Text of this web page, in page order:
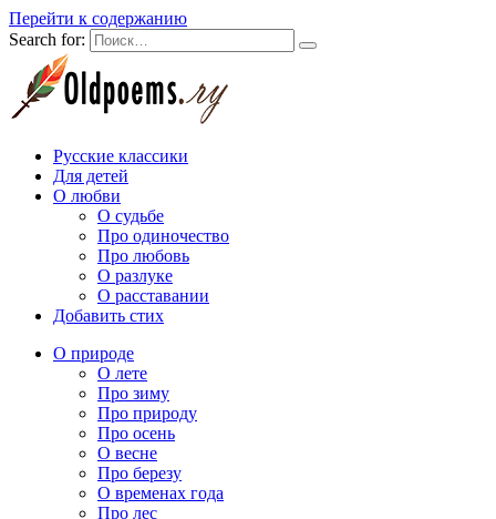
Перейти к содержанию
Search for:
Русские классики
Для детей
О любви
О судьбе
Про одиночество
Про любовь
О разлуке
О расставании
Добавить стих
О природе
О лете
Про зиму
Про природу
Про осень
О весне
Про березу
О временах года
Про лес